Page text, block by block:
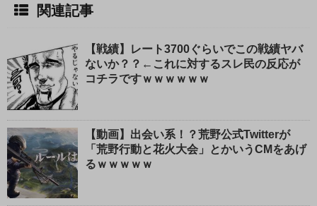
関連記事
【戦績】レート3700ぐらいでこの戦績ヤバ
ないか？？←これに対するスレ民の反応が
コチラですｗｗｗｗｗｗ
【動画】出会い系！？荒野公式Twitterが
「荒野行動と花火大会」とかいうCMをあげ
るｗｗｗｗｗ